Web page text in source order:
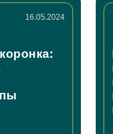
коронки, вкладки,
брекеты,
16.05.2024